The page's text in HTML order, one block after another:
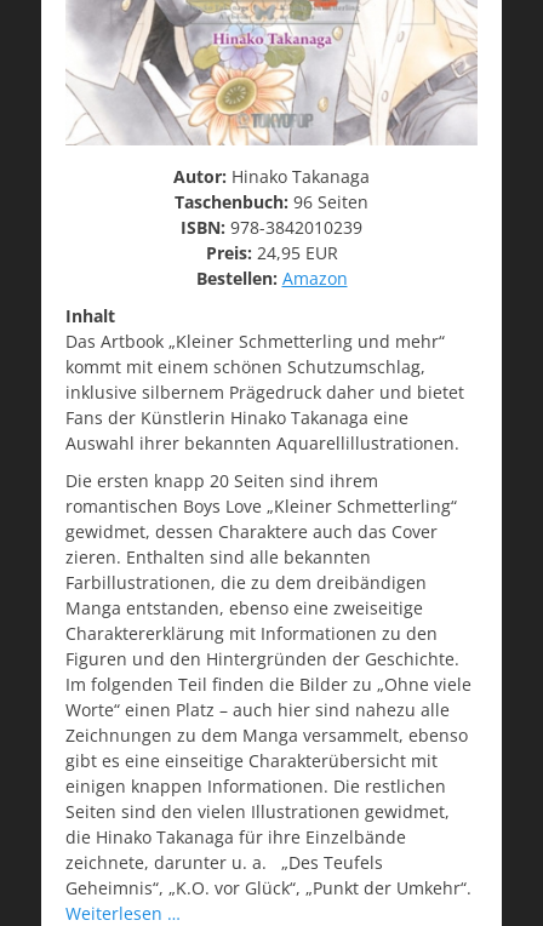
Autor: Hinako Takanaga
Taschenbuch: 96 Seiten
ISBN: 978-3842010239
Preis: 24,95 EUR
Bestellen: Amazon
Inhalt
Das Artbook „Kleiner Schmetterling und mehr“
kommt mit einem schönen Schutzumschlag,
inklusive silbernem Prägedruck daher und bietet
Fans der Künstlerin Hinako Takanaga eine
Auswahl ihrer bekannten Aquarellillustrationen.
Die ersten knapp 20 Seiten sind ihrem
romantischen Boys Love „Kleiner Schmetterling“
gewidmet, dessen Charaktere auch das Cover
zieren. Enthalten sind alle bekannten
Farbillustrationen, die zu dem dreibändigen
Manga entstanden, ebenso eine zweiseitige
Charaktererklärung mit Informationen zu den
Figuren und den Hintergründen der Geschichte.
Im folgenden Teil finden die Bilder zu „Ohne viele
Worte“ einen Platz – auch hier sind nahezu alle
Zeichnungen zu dem Manga versammelt, ebenso
gibt es eine einseitige Charakterübersicht mit
einigen knappen Informationen. Die restlichen
Seiten sind den vielen Illustrationen gewidmet,
die Hinako Takanaga für ihre Einzelbände
zeichnete, darunter u. a. „Des Teufels
Geheimnis“, „K.O. vor Glück“, „Punkt der Umkehr“.
Weiterlesen …